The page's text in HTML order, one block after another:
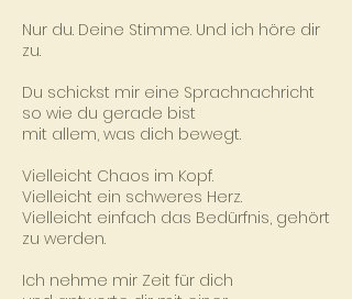
Nur du. Deine Stimme. Und ich höre dir
zu.
Du schickst mir eine Sprachnachricht
so wie du gerade bist
mit allem, was dich bewegt.
Vielleicht Chaos im Kopf.
Vielleicht ein schweres Herz.
Vielleicht einfach das Bedürfnis, gehört
zu werden.
Ich nehme mir Zeit für dich